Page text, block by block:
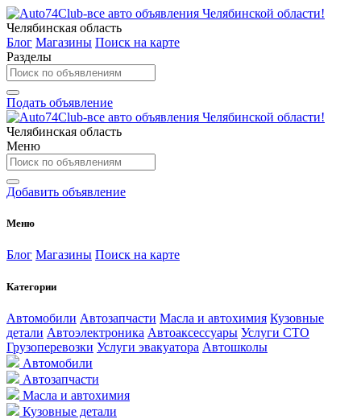
Челябинская область
Блог Магазины Поиск на карте
Разделы
Подать объявление
Челябинская область
Меню
Добавить объявление
Меню
Блог Магазины Поиск на карте
Категории
Автомобили Автозапчасти Масла и автохимия Кузовные
детали Автоэлектроника Автоаксессуары Услуги СТО
Грузоперевозки Услуги эвакуатора Автошколы
Автомобили
Автозапчасти
Масла и автохимия
Кузовные детали